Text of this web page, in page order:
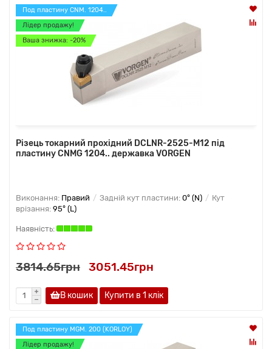
Под пластину CNM. 1204..
Лідер продажу!
Ваша знижка: -20%
Різець токарний прохідний DCLNR-2525-M12 під
пластину CNMG 1204.. державка VORGEN
Виконання: Правий Задній кут пластини: 0° (N)
Кут
врізання: 95° (L)
3814.65грн 3051.45грн
В кошик Купити в 1 клiк
Под пластину MGM. 200 (KORLOY)
Лідер продажу!